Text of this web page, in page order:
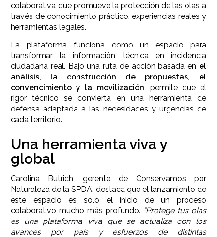
colaborativa que promueve la protección de las olas a
través de conocimiento práctico, experiencias reales y
herramientas legales.
La plataforma funciona como un espacio para
transformar la información técnica en incidencia
ciudadana real. Bajo una ruta de acción basada en el
análisis, la construcción de propuestas, el
convencimiento y la movilización, permite que el
rigor técnico se convierta en una herramienta de
defensa adaptada a las necesidades y urgencias de
cada territorio.
Una herramienta viva y
global
Carolina Butrich, gerente de Conservamos por
Naturaleza de la SPDA, destaca que el lanzamiento de
este espacio es solo el inicio de un proceso
colaborativo mucho más profundo. “Protege tus olas
es una plataforma viva que se actualiza con los
avances por país y esfuerzos de distintas